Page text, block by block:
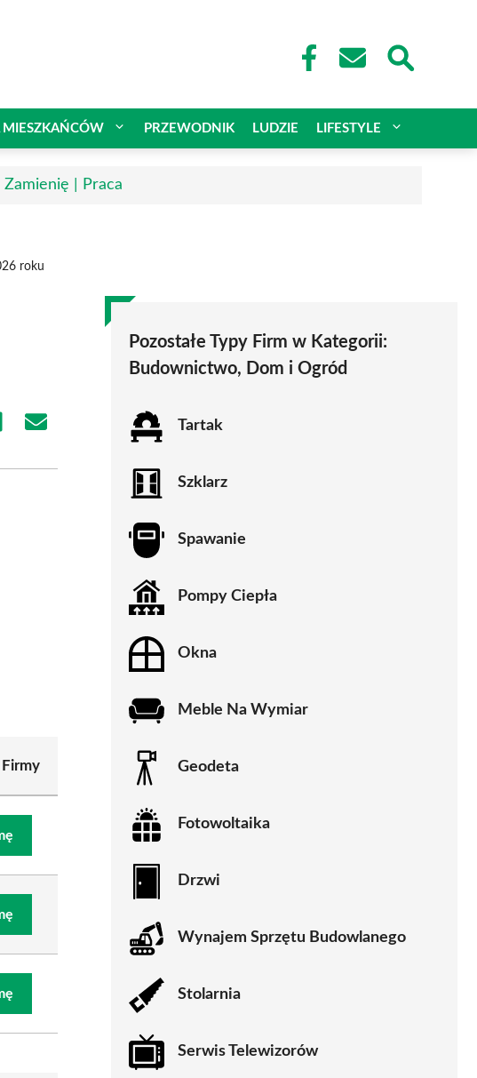
MIESZKAŃCÓW PRZEWODNIK LUDZIE LIFESTYLE
| Praca
roku
Share
Pozostałe Typy Firm w Kategorii:
Budownictwo, Dom i Ogród
Tartak
Szklarz
Spawanie
Pompy Ciepła
Okna
Meble Na Wymiar
Geodeta
Fotowoltaika
Drzwi
Wynajem Sprzętu Budowlanego
Stolarnia
Serwis Telewizorów